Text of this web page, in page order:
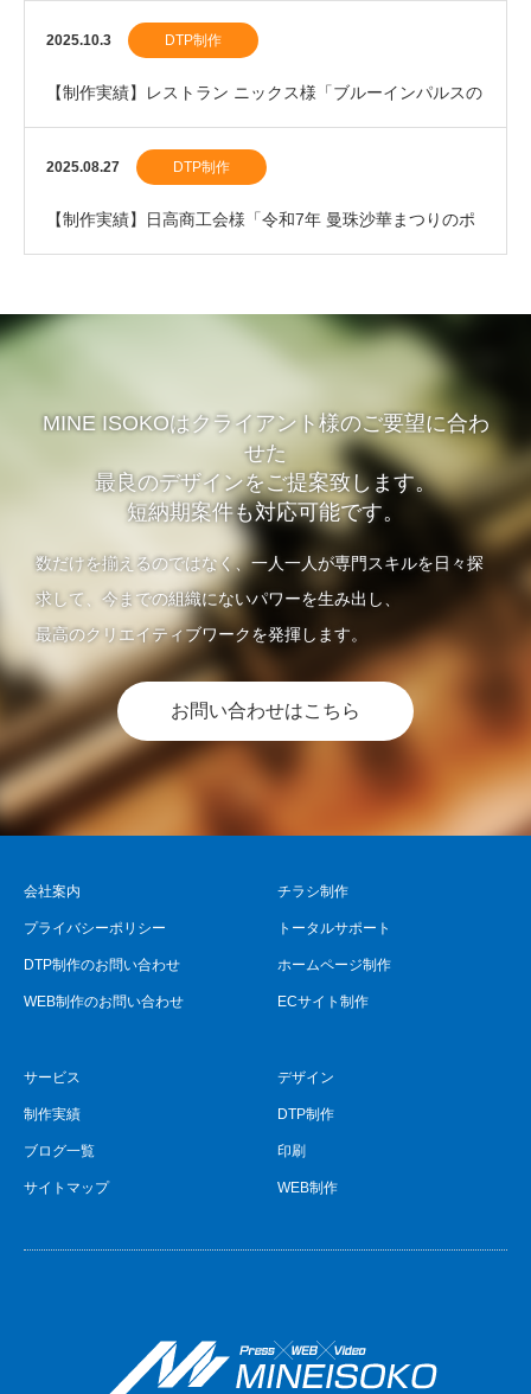
ました。
2025.10.3 DTP制作
【制作実績】レストラン ニックス様「ブルーインパルスの
割箸」を制作しました。
2025.08.27 DTP制作
【制作実績】日高商工会様「令和7年 曼珠沙華まつりのポ
MINE ISOKOはクライアント様のご要望に合わ
せた
最良のデザインをご提案致します。
短納期案件も対応可能です。
数だけを揃えるのではなく、一人一人が専門スキルを日々探
求して、今までの組織にないパワーを生み出し、
最高のクリエイティブワークを発揮します。
お問い合わせはこちら
会社案内
プライバシーポリシー
DTP制作のお問い合わせ
WEB制作のお問い合わせ
チラシ制作
トータルサポート
ホームページ制作
ECサイト制作
サービス
制作実績
ブログ一覧
サイトマップ
デザイン
DTP制作
印刷
WEB制作